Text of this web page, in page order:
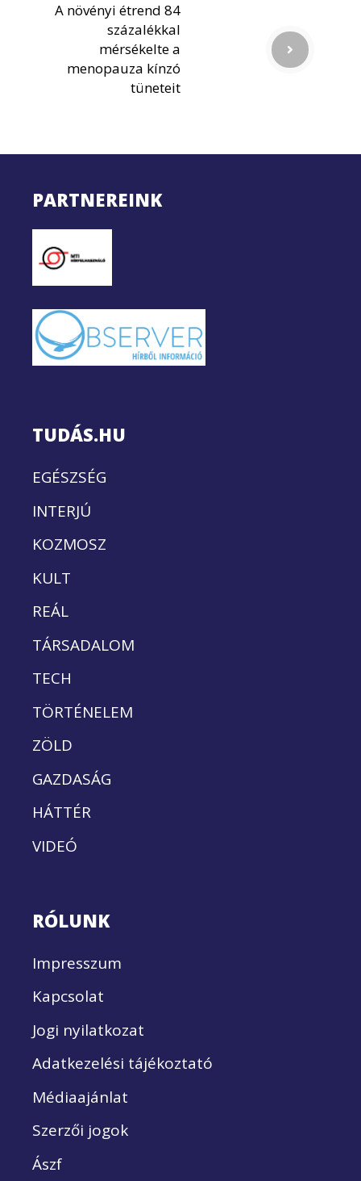
A növényi étrend 84
százalékkal
mérsékelte a
menopauza kínzó
tüneteit
PARTNEREINK
TUDÁS.HU
EGÉSZSÉG
INTERJÚ
KOZMOSZ
KULT
REÁL
TÁRSADALOM
TECH
TÖRTÉNELEM
ZÖLD
GAZDASÁG
HÁTTÉR
VIDEÓ
RÓLUNK
Impresszum
Kapcsolat
Jogi nyilatkozat
Adatkezelési tájékoztató
Médiaajánlat
Szerzői jogok
Ászf